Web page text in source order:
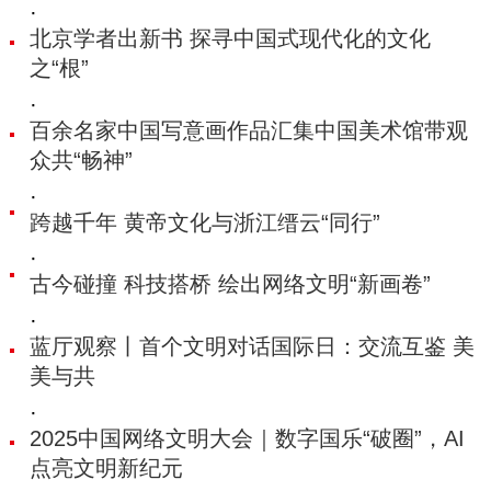
·
北京学者出新书 探寻中国式现代化的文化
之“根”
·
百余名家中国写意画作品汇集中国美术馆带观
众共“畅神”
·
跨越千年 黄帝文化与浙江缙云“同行”
·
古今碰撞 科技搭桥 绘出网络文明“新画卷”
·
蓝厅观察丨首个文明对话国际日：交流互鉴 美
美与共
·
2025中国网络文明大会｜数字国乐“破圈”，AI
点亮文明新纪元